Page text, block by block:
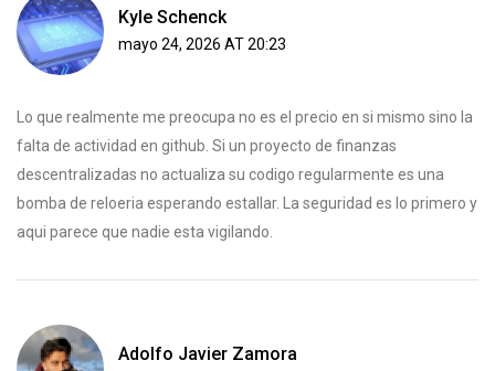
Kyle Schenck
mayo 24, 2026 AT 20:23
Lo que realmente me preocupa no es el precio en si mismo sino la
falta de actividad en github. Si un proyecto de finanzas
descentralizadas no actualiza su codigo regularmente es una
bomba de reloeria esperando estallar. La seguridad es lo primero y
aqui parece que nadie esta vigilando.
Adolfo Javier Zamora